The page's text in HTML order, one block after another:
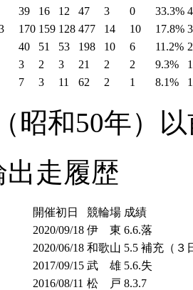
39 16 12 47 3 0 33.3%
170 159 128 477 14 10 17.8%
40 51 53 198 10 6 11.2%
3 2 3 21 2 2 9.3%
7 3 11 62 2 1 8.1%
昭和50年）
走履歴
開催初日 競輪場 成績
2020/09/18 伊 東 6.6.落
2020/06/18 和歌山 5.5 補充（３
2017/09/15 武 雄 5.6.失
2016/08/11 松 戸 8.3.7